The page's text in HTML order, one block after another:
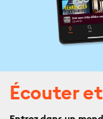
Écouter